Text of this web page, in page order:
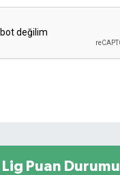
Puan Durumu